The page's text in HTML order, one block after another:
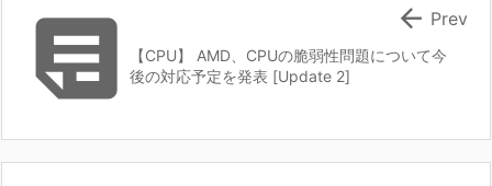
 【CPU】 AMD、CPUの脆弱性問題について今
後の対応予定を発表 [Update 2]
 Prev